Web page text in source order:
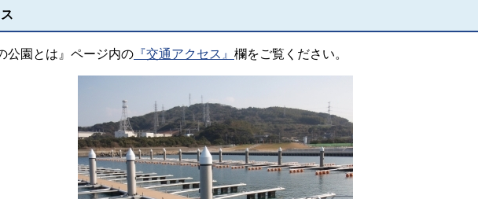
公園とは』ページ内の 『交通アクセス』 欄をご覧ください。